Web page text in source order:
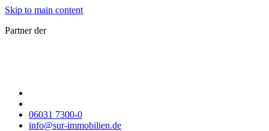
Skip to main content
Partner der
06031 7300-0
info@sur-immobilien.de